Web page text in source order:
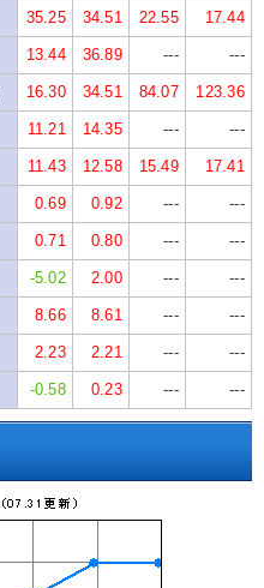
35.25 34.51 22.55 17.44
13.44 36.89 --- ---
16.30 34.51 84.07 123.36
11.21 14.35 --- ---
11.43 12.58 15.49 17.41
0.69 0.92 --- ---
0.71 0.80 --- ---
-5.02 2.00 --- ---
8.66 8.61 --- ---
2.23 2.21 --- ---
-0.58 0.23 --- ---